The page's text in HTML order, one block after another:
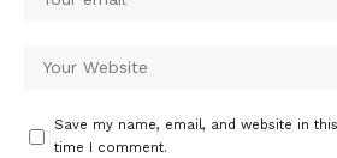
Save my name, email, and website in
time I comment.